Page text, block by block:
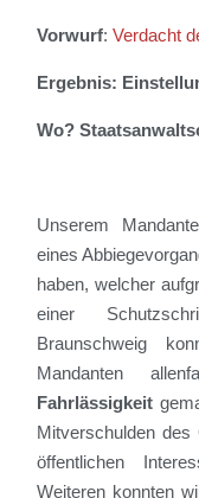
Vorwurf:Verdacht
Ergebnis:
Wo?
Unserem
eines
haben, welcher
einer
Braunschweig
Mandanten
Fahrlässigkeit
Mitverschulden
öffentlichen
Weiteren konnten